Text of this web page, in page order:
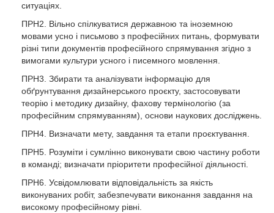
ситуаціях.
ПРН2. Вільно спілкуватися державною та іноземною
мовами усно і письмово з професійних питань, формувати
різні типи документів професійного спрямування згідно з
вимогами культури усного і писемного мовлення.
ПРН3. Збирати та аналізувати інформацію для
обґрунтування дизайнерського проєкту, застосовувати
теорію і методику дизайну, фахову термінологію (за
професійним спрямуванням), основи наукових досліджень.
ПРН4. Визначати мету, завдання та етапи проєктування.
ПРН5. Розуміти і сумлінно виконувати свою частину роботи
в команді; визначати пріоритети професійної діяльності.
ПРН6. Усвідомлювати відповідальність за якість
виконуваних робіт, забезпечувати виконання завдання на
високому професійному рівні.